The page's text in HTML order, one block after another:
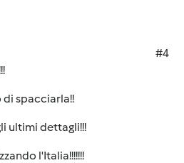
#4
spacciarla!!
ultimi dettagli!!!
l'Italia!!!!!!!